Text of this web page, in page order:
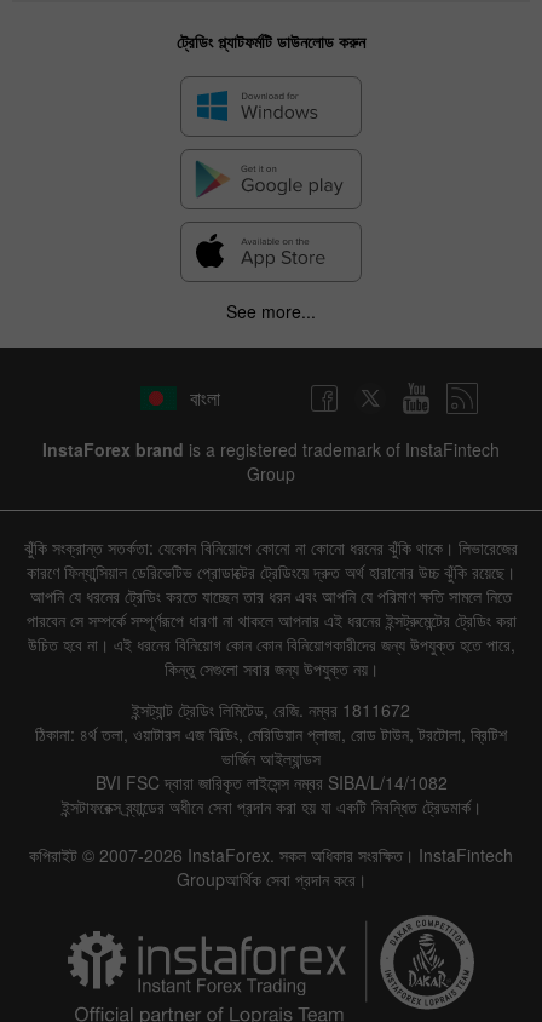
ট্রেডিং প্ল্যাটফর্মটি ডাউনলোড করুন
See more...
বাংলা
InstaForex brand is a registered trademark of InstaFintech
Group
ঝুঁকি সংক্রান্ত সতর্কতা: যেকোন বিনিয়োগে কোনো না কোনো ধরনের ঝুঁকি থাকে। লিভারেজের
কারণে ফিন্যান্সিয়াল ডেরিভেটিভ প্রোডাক্টের ট্রেডিংয়ে দ্রুত অর্থ হারানোর উচ্চ ঝুঁকি রয়েছে।
আপনি যে ধরনের ট্রেডিং করতে যাচ্ছেন তার ধরন এবং আপনি যে পরিমাণ ক্ষতি সামলে নিতে
পারবেন সে সম্পর্কে সম্পূর্ণরূপে ধারণা না থাকলে আপনার এই ধরনের ইন্সট্রুমেন্টের ট্রেডিং করা
উচিত হবে না। এই ধরনের বিনিয়োগ কোন কোন বিনিয়োগকারীদের জন্য উপযুক্ত হতে পারে,
কিন্তু সেগুলো সবার জন্য উপযুক্ত নয়।
ইন্সট্যান্ট ট্রেডিং লিমিটেড, রেজি. নম্বর 1811672
ঠিকানা: ৪র্থ তলা, ওয়াটারস এজ বিল্ডিং, মেরিডিয়ান প্লাজা, রোড টাউন, টরটোলা, ব্রিটিশ
ভার্জিন আইল্যান্ডস
BVI FSC দ্বারা জারিকৃত লাইসেন্স নম্বর SIBA/L/14/1082
ইন্সটাফরেক্স ব্র্যান্ডের অধীনে সেবা প্রদান করা হয় যা একটি নিবন্ধিত ট্রেডমার্ক।
কপিরাইট © 2007-2026 InstaForex. সকল অধিকার সংরক্ষিত। InstaFintech
Groupআর্থিক সেবা প্রদান করে।